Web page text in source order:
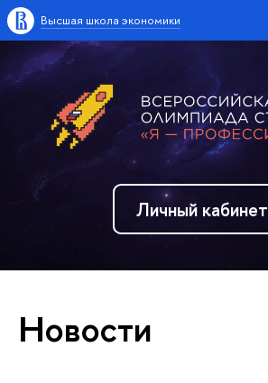
Высшая школа экономики
Личный кабинет
Новости